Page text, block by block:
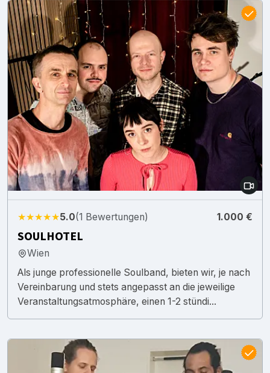
★★★★★5.0(1 Bewertungen) 1.000 €
SOULHOTEL
Wien
Als junge professionelle Soulband, bieten wir, je nach
Vereinbarung und stets angepasst an die jeweilige
Veranstaltungsatmosphäre, einen 1-2 stündi...